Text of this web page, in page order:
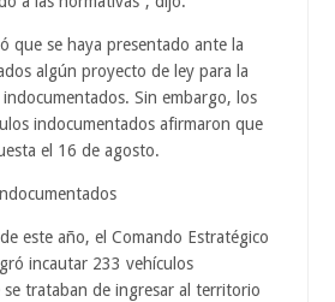
que se haya presentado ante la
algún proyecto de ley para la
Sin embargo, los
indocumentados afirmaron que
el 16 de agosto.
este año, el Comando Estratégico
incautar 233 vehículos
trataban de ingresar al territorio